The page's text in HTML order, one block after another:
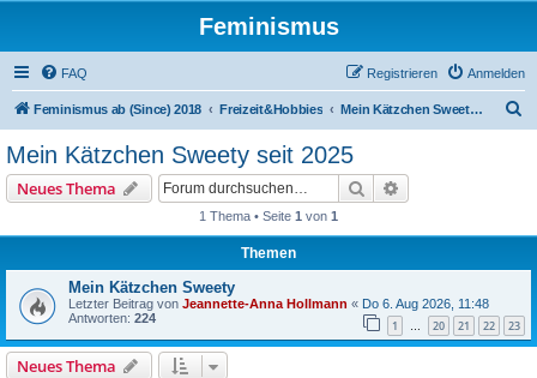
Feminismus
FAQ Anmelden
Registrieren
Feminismus ab (Since) 2018 Freizeit&Hobbies Mein Kätzchen Sweety seit 2025
Mein Kätzchen Sweety seit 2025
Neues Thema Suche
1 Thema • Seite 1 von 1
Themen
Mein Kätzchen Sweety
Letzter Beitrag von Jeannette-Anna Hollmann « Do 6. Aug 2026, 11:48
Antworten: 224 1 … 20 21 22 23
Neues Thema